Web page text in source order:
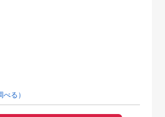
べる）